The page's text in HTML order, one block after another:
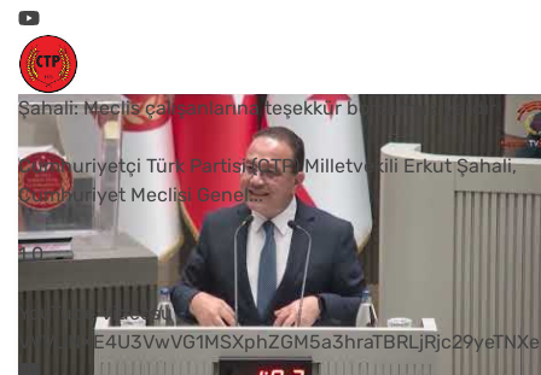
Şahali: Meclis çalışanlarına teşekkür borcumuz vardır
Cumhuriyetçi Türk Partisi (CTP) Milletvekili Erkut Şahali,
Cumhuriyet Meclisi Genel...
1 0
YouTube Videosu